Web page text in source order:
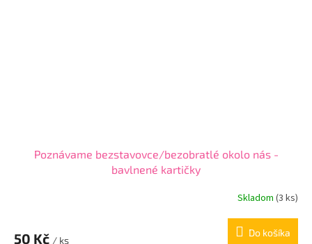
Poznávame bezstavovce/bezobratlé okolo nás -
bavlnené kartičky
Skladom (3 ks)
50 Kč / ks
Do košíka